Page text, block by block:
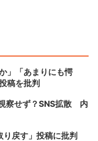
」「あまりにも愕
稿を批判
察せず？SNS拡散 内
り戻す」投稿に批判